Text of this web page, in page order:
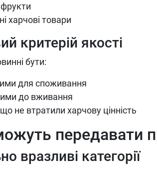
фрукти
харчові товари
критерій якості
бути:
для споживання
до вживання
не втратили харчову цінність
передавати
вразливі категорії